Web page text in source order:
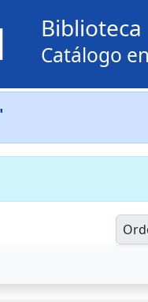
Biblioteca
Catálogo